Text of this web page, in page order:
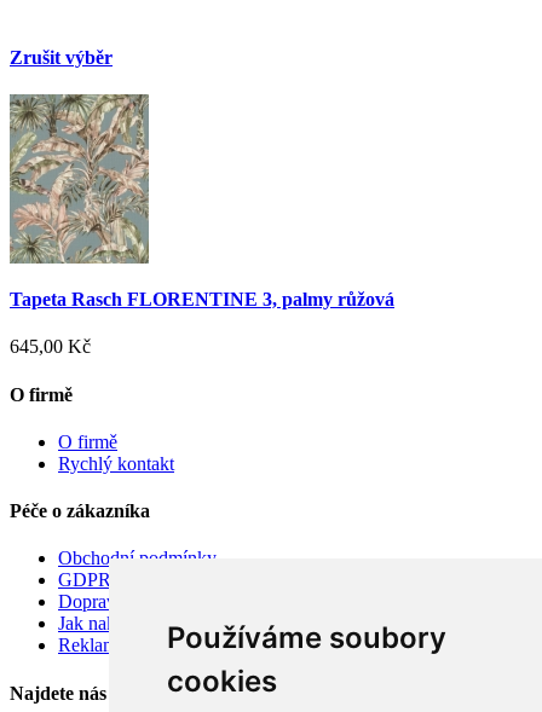
Používáme soubory
cookies
Zrušit výběr
Tapeta Rasch FLORENTINE 3, palmy růžová
645,00 Kč
O firmě
O firmě
Rychlý kontakt
Péče o zákazníka
Obchodní podmínky
GDPR
Doprava
Jak nakupovat
Reklamace
Najdete nás